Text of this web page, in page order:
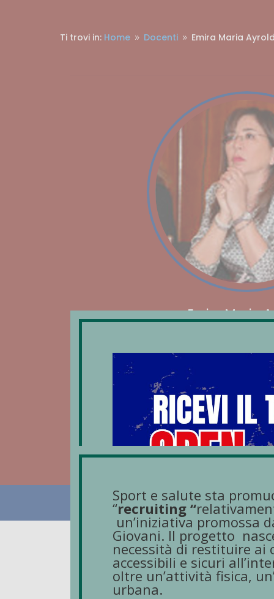
Ti trovi in: Home 9 Docenti 9 Emira Maria
Emira Maria
attività motorie
Professore Associato
Università degli Studi di Perugia
Sezione di Farmacologia
Dipartimento di Medicina e Chirurgia
© 2026 - Università degli Studi di
Sport e salute sta
“recruiting “
un’iniziativa promossa
Giovani. Il progetto
necessità di restituire ai
accessibili e sicuri
oltre un’attività fisica,
urbana.